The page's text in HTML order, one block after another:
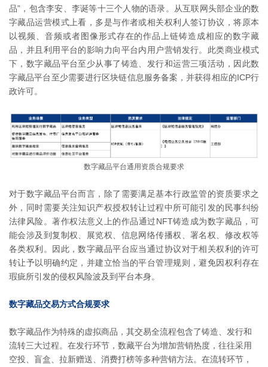
品”，包含李安、李诞等十三个人物的语录。从互联网头部企业的数
字藏品运营模式上看，多是与作者或相关权利人签订协议，将原本
以视频、音频或者图像形式存在的作品上链铸造成相应的数字藏
品，并且利用平台的影响力向平台内用户营销发行。此类商业模式
下，数字藏品平台至少从事了铸造、发行和运营三项活动，因此数
字藏品平台至少需要进行区块链信息服务备案，并获得相应的ICP行
政许可。
数字藏品平台通用资质合规要求
对于数字藏品平台而言，除了需要满足基本行政监管的资质要求之
外，同时需要关注知识产权授权转让过程中所可能引发的民事纠纷
法律风险。著作权法意义上的作品通过NFT铸造成为数字藏品，可
能会涉及到复制权、展览权、信息网络传播权、署名权、修改权等
各类权利。因此，数字藏品平台应当通过协议对于相关权利的许可
转让予以明确约定，并建立恰当的平台管理规则，避免因权利存在
瑕疵所引发的侵权风险波及到平台本身。
数字藏品交易方式合规要求
数字藏品作为特殊的虚拟商品，其交易全流程包含了铸造、发行和
流转三大过程。在发行环节，数藏平台为增加营销热度，往往采用
空投、盲盒、拉新赠送、消费打榜等多种营销方法。在流转环节，